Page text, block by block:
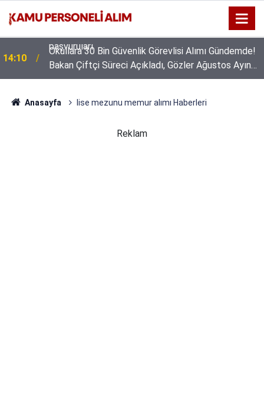
14:10
Okullara 30 Bin Güvenlik Görevlisi Alımı Gündemde!
Bakan Çiftçi Süreci Açıkladı, Gözler Ağustos Ayına
Çevrildi
Anasayfa lise mezunu memur alımı Haberleri
Reklam